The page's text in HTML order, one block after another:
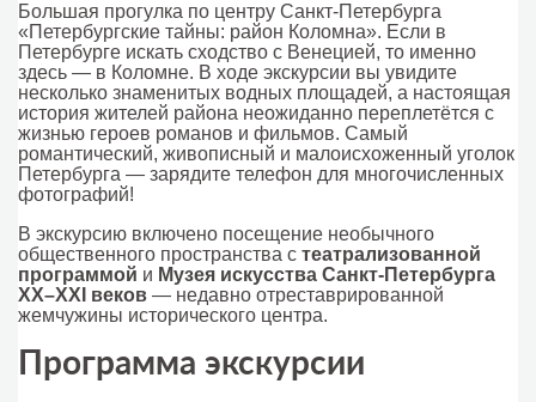
Большая прогулка по центру Санкт-Петербурга
«Петербургские тайны: район Коломна». Если в
Петербурге искать сходство с Венецией, то именно
здесь — в Коломне. В ходе экскурсии вы увидите
несколько знаменитых водных площадей, а настоящая
история жителей района неожиданно переплетётся с
жизнью героев романов и фильмов. Самый
романтический, живописный и малоисхоженный уголок
Петербурга — зарядите телефон для многочисленных
фотографий!
В экскурсию включено посещение необычного
общественного пространства с театрализованной
программой и Музея искусства Санкт-Петербурга
XX–XXI веков — недавно отреставрированной
жемчужины исторического центра.
Программа экскурсии